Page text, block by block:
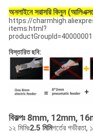
অনলাইনে সরাসরি কিনুন
https://
items.html?
বিস্তারিত ছবি:
বিকল্পঃ 8mm, 12mm,
১২ মিমিঃ2.5 মিমিগর্তের গভীরতা,